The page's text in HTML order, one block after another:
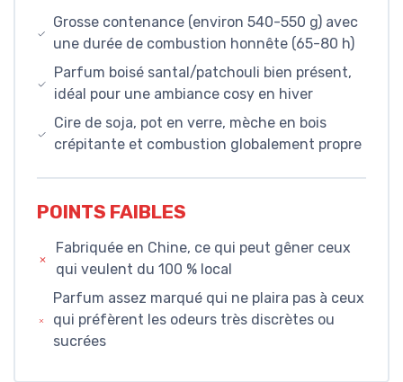
Grosse contenance (environ 540-550 g) avec
une durée de combustion honnête (65-80 h)
Parfum boisé santal/patchouli bien présent,
idéal pour une ambiance cosy en hiver
Cire de soja, pot en verre, mèche en bois
crépitante et combustion globalement propre
POINTS FAIBLES
Fabriquée en Chine, ce qui peut gêner ceux
qui veulent du 100 % local
Parfum assez marqué qui ne plaira pas à ceux
qui préfèrent les odeurs très discrètes ou
sucrées